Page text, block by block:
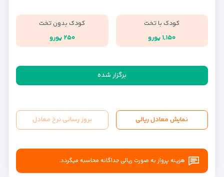
کودک با تخت
۱,۱۵۰ یورو
کودک بدون تخت
۲۵۰ یورو
برگزار شده
نمایش معادل ریالی بروز رسانی نرخ معادل
هزینه پرواز به صورت ریالی جداگانه محاسبه میگردد.